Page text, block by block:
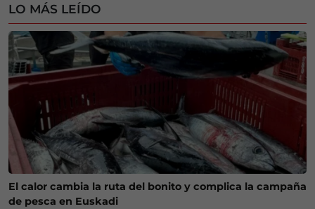
LO MÁS LEÍDO
El calor cambia la ruta del bonito y complica la campaña
de pesca en Euskadi